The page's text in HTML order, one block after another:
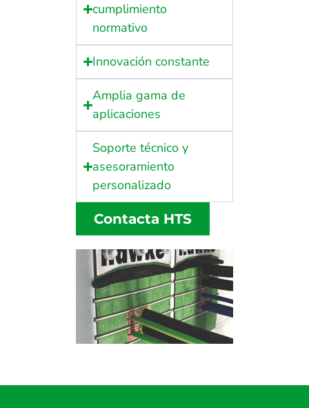
cumplimiento
normativo
Innovación constante
Amplia gama de
aplicaciones
Soporte técnico y
asesoramiento
personalizado
Contacta HTS